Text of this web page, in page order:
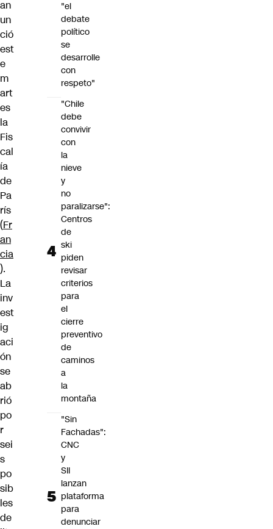
an
un
ció
est
e
m
art
es
la
Fis
cal
ía
de
Pa
rís
(Fr
an
cia
).
La
inv
est
ig
aci
ón
se
ab
rió
po
r
sei
s
po
sib
les
de
"el
debate
político
se
desarrolle
con
respeto"
"Chile
debe
convivir
con
la
nieve
y
no
paralizarse":
Centros
de
ski
piden
revisar
criterios
para
el
cierre
preventivo
de
caminos
a
la
montaña
"Sin
Fachadas":
CNC
y
SII
lanzan
plataforma
para
denunciar